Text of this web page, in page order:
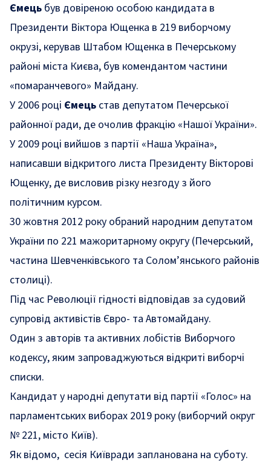
Ємець був довіреною особою кандидата в
Президенти Віктора Ющенка в 219 виборчому
окрузі, керував Штабом Ющенка в Печерському
районі міста Києва, був комендантом частини
«помаранчевого» Майдану.
У 2006 році Ємець став депутатом Печерської
районної ради, де очолив фракцію «Нашої України».
У 2009 році вийшов з партії «Наша Україна»,
написавши відкритого листа Президенту Вікторові
Ющенку, де висловив різку незгоду з його
політичним курсом.
30 жовтня 2012 року обраний народним депутатом
України по 221 мажоритарному округу (Печерський,
частина Шевченківського та Солом’янського районів
столиці).
Під час Революції гідності відповідав за судовий
супровід активістів Євро- та Автомайдану.
Один з авторів та активних лобістів Виборчого
кодексу, яким запроваджуються відкриті виборчі
списки.
Кандидат у народні депутати від партії «Голос» на
парламентських виборах 2019 року (виборчий округ
№ 221, місто Київ).
Як відомо, сесія Київради запланована на суботу.